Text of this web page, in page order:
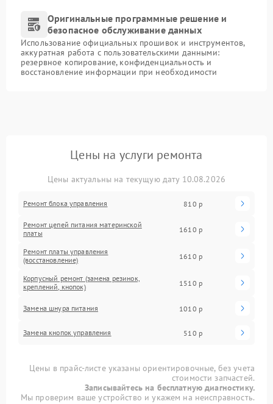
Оригинальные программные решение и
безопасное обслуживание данных
Использование официальных прошивок и инструментов,
аккуратная работа с пользовательскими данными:
резервное копирование, конфиденциальность и
восстановление информации при необходимости
Цены на услуги ремонта
Цены актуальны на текущую дату 10.08.2026
Ремонт блока управления 810 р
Ремонт цепей питания материнской
платы
1610 р
Ремонт платы управления
(восстановление)
1610 р
Корпусный ремонт (замена резинок,
креплений, кнопок)
1510 р
Замена шнура питания 1010 р
Замена кнопок управления 510 р
Цены в прайс-листе указаны ориентировочные, без учета
стоимости запчастей.
Записывайтесь на бесплатную диагностику.
Мы проверим ваше устройство и укажем на неисправность.